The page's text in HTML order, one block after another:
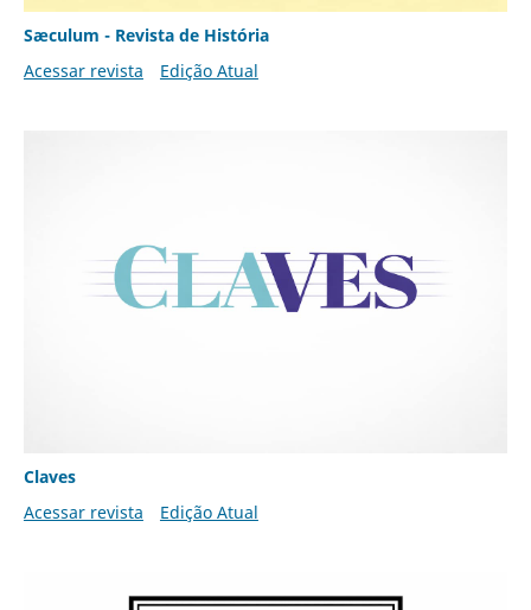
Sæculum - Revista de História
Acessar revista
Edição Atual
Claves
Acessar revista
Edição Atual